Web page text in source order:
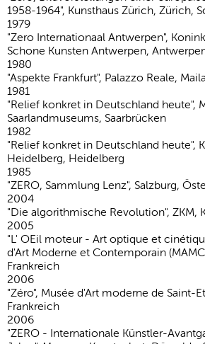
1958-1964", Kunsthaus Zürich, Zürich,
1979
"Zero Internationaal Antwerpen",
Schone Kunsten Antwerpen,
1980
"Aspekte Frankfurt", Palazzo Reale,
1981
"Relief konkret in Deutschland heute",
Saarlandmuseums, Saarbrücken
1982
"Relief konkret in Deutschland heute",
Heidelberg, Heidelberg
1985
"ZERO, Sammlung Lenz", Salzburg,
2004
"Die algorithmische Revolution", ZKM,
2005
"L' OEil moteur - Art optique et
d'Art Moderne et Contemporain
Frankreich
2006
"Zéro", Musée d'Art moderne de Saint-
Frankreich
2006
"ZERO - Internationale Künstler-